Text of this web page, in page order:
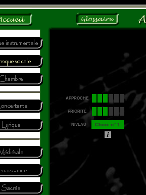
APPROCHE
PRIORITÉ
NIVEAU Choix n° 1